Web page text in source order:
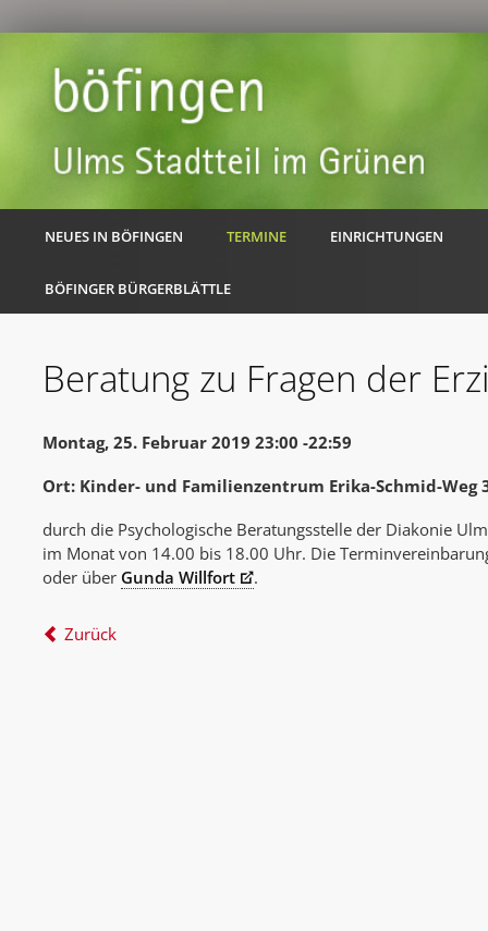
NEUES IN BÖFINGEN TERMINE EINRICHTUNGEN
BÖFINGER BÜRGERBLÄTTLE
Beratung zu Fragen der
Montag, 25. Februar 2019 23:00 -22:59
Ort: Kinder- und Familienzentrum Erika-Schmid-Weg
durch die Psychologische Beratungsstelle der Diakonie
im Monat von 14.00 bis 18.00 Uhr. Die
oder über Gunda Willfort .
Zurück